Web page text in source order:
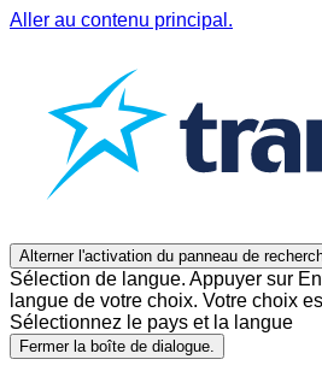
Aller au contenu principal.
Alterner l'activation du panneau de
Sélection de langue. Appuyer sur
langue de votre choix. Votre choix
Sélectionnez le pays et la langue
Fermer la boîte de dialogue.